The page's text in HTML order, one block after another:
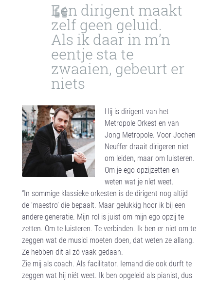
Een dirigent maakt
zelf geen geluid.
Als ik daar in m’n
eentje sta te
zwaaien, gebeurt er
niets
Hij is dirigent van het
Metropole Orkest en van
Jong Metropole. Voor Jochen
Neuffer draait dirigeren niet
om leiden, maar om luisteren.
Om je ego opzijzetten en
weten wat je níet weet.
“In sommige klassieke orkesten is de dirigent nog altijd
de ‘maestro’ die bepaalt. Maar gelukkig hoor ik bij een
andere generatie. Mijn rol is juist om mijn ego opzij te
zetten. Om te luisteren. Te verbinden. Ik ben er niet om te
zeggen wat de musici moeten doen, dat weten ze allang.
Ze hebben dit al zó vaak gedaan.
Zie mij als coach. Als facilitator. Iemand die ook durft te
zeggen wat hij níét weet. Ik ben opgeleid als pianist, dus